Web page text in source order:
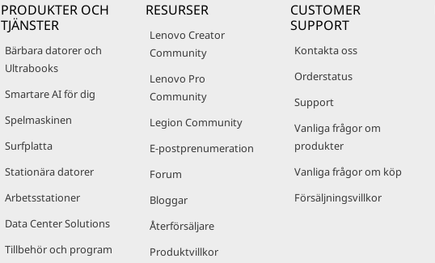
PRODUKTER OCH
TJÄNSTER
Bärbara datorer och
Ultrabooks
Smartare AI för dig
Spelmaskinen
Surfplatta
Stationära datorer
Arbetsstationer
Data Center Solutions
Tillbehör och program
RESURSER
Lenovo Creator
Community
Lenovo Pro
Community
Legion Community
E-postprenumeration
Forum
Bloggar
Återförsäljare
Produktvillkor
CUSTOMER
SUPPORT
Kontakta oss
Orderstatus
Support
Vanliga frågor om
produkter
Vanliga frågor om köp
Försäljningsvillkor